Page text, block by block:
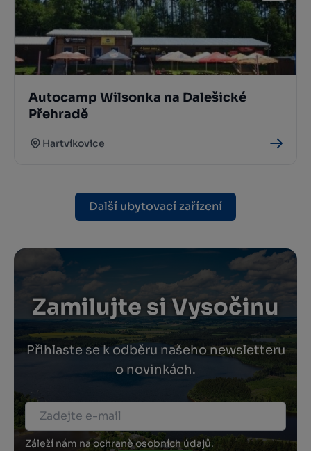
Autocamp Wilsonka na Dalešické
Přehradě
Hartvíkovice
Další ubytovací zařízení
Zamilujte si Vysočinu
Přihlaste se k odběru našeho newsletteru
o novinkách.
Záleží nám na ochraně osobních údajů.